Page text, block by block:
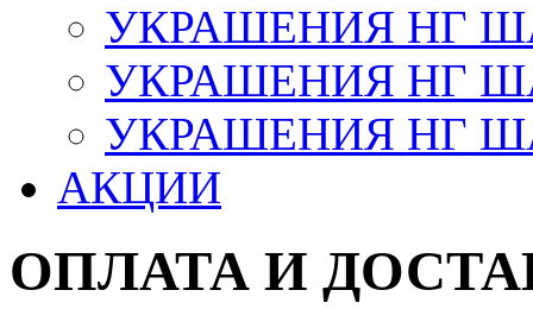
УКРАШЕНИЯ НГ
УКРАШЕНИЯ НГ
УКРАШЕНИЯ НГ
АКЦИИ
ОПЛАТА И